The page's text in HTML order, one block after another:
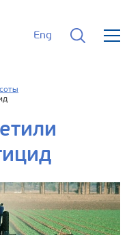
Eng